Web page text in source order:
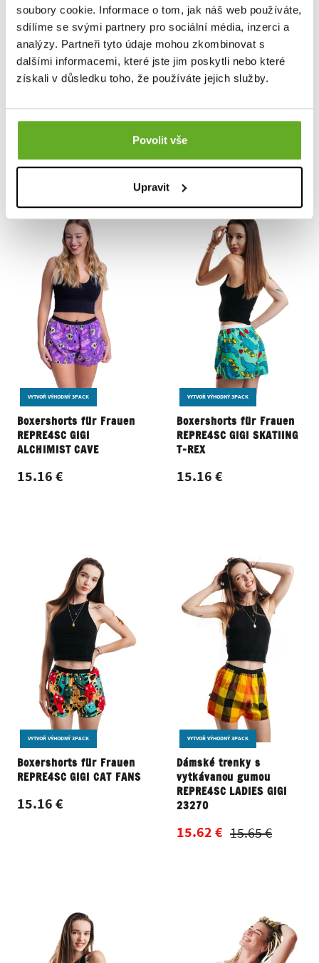
soubory cookie. Informace o tom, jak náš web používáte,
sdílíme se svými partnery pro sociální média, inzerci a
analýzy. Partneři tyto údaje mohou zkombinovat s
dalšími informacemi, které jste jim poskytli nebo které
získali v důsledku toho, že používáte jejich služby.
Povolit vše
Upravit
VYTVOŘ VÝHODNÝ 3PACK
Boxershorts für Frauen
UP!
VYTVOŘ VÝHODNÝ 3PACK
Boxershorts für Frauen
TREETOP
15.16 €
VYTVOŘ VÝHODNÝ 3PACK
Boxershorts für Frauen
REPRE4SC GIGI
ALCHIMIST CAVE
15.16 €
VYTVOŘ VÝHODNÝ 3PACK
Boxershorts für Frauen
REPRE4SC GIGI SKATIING
T-REX
15.16 €
VYTVOŘ VÝHODNÝ 3PACK
Boxershorts für Frauen
REPRE4SC GIGI CAT FANS
15.16 €
VYTVOŘ VÝHODNÝ 3PACK
Dámské trenky s
vytkávanou gumou
REPRE4SC LADIES GIGI
23270
15.62 € 15.65 €